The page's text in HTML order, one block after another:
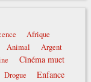
Afrique
Animal
Argent
Cinéma muet
Drogue Enfance